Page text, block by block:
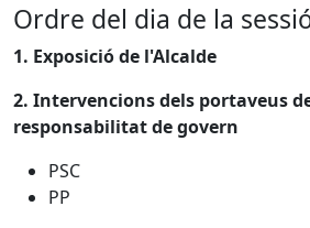
Ordre del dia de la
1. Exposició de l'Alcalde
2. Intervencions dels portaveus
responsabilitat de govern
PSC
PP